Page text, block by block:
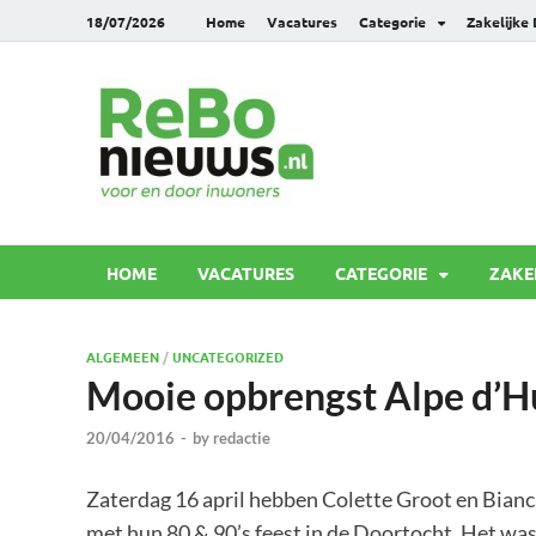
18/07/2026 Home Vacatures Categorie Zakelijke
HOME VACATURES CATEGORIE
ALGEMEEN /UNCATEGORIZED
Mooie opbrengst Alpe
20/04/2016 - by redactie
Zaterdag 16 april hebben Colette Groot en